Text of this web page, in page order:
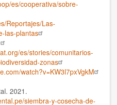
es/cooperativa/sobre-
Reportajes/Las-
las-plantas
es/stories/comunitarios-
zonas
watch?v=KW3l7pxVgkM
2021.
siembra-y-cosecha-de-